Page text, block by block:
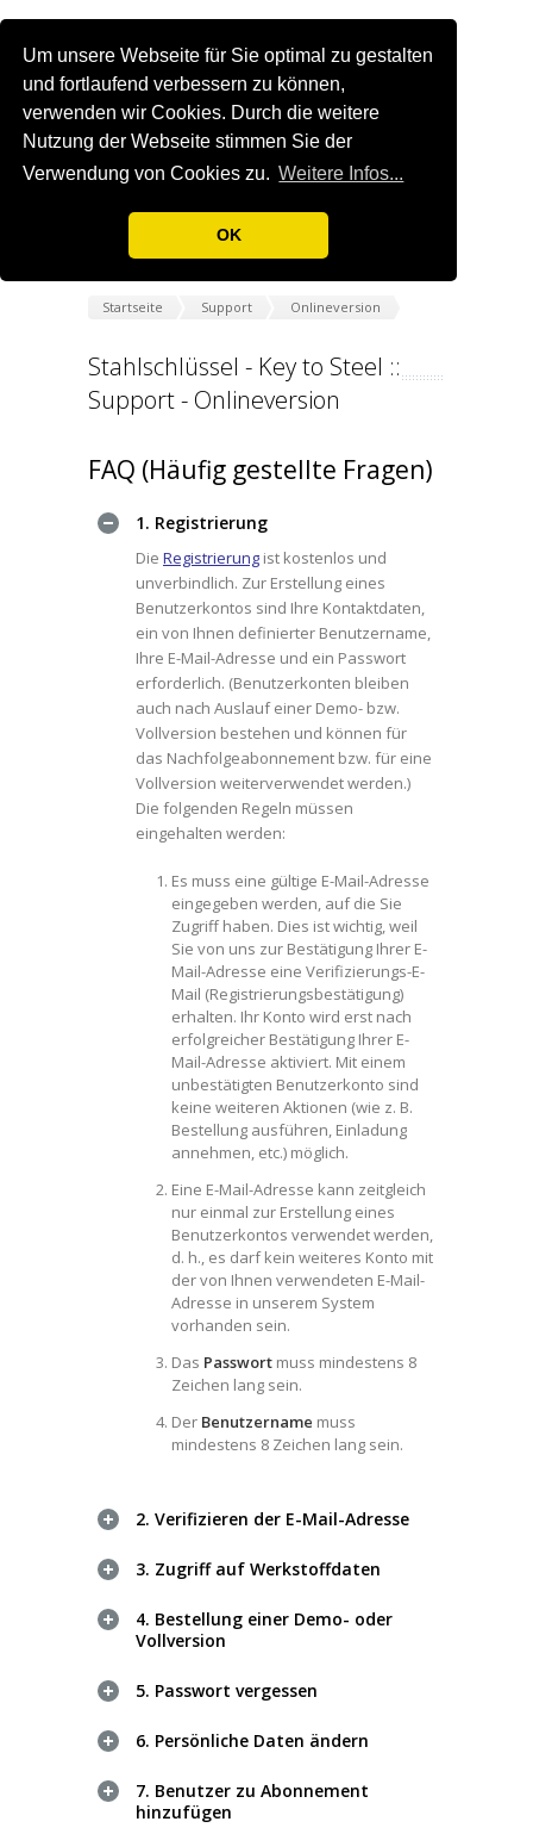
Um unsere Webseite für Sie optimal zu gestalten
und fortlaufend verbessern zu können,
verwenden wir Cookies. Durch die weitere
Nutzung der Webseite stimmen Sie der
Verwendung von Cookies zu. Weitere Infos...
OK
Startseite Support Onlineversion
Stahlschlüssel - Key to Steel ::
Support - Onlineversion
FAQ (Häufig gestellte Fragen)
1. Registrierung
Die Registrierung ist kostenlos und
unverbindlich. Zur Erstellung eines
Benutzerkontos sind Ihre Kontaktdaten,
ein von Ihnen definierter Benutzername,
Ihre E-Mail-Adresse und ein Passwort
erforderlich. (Benutzerkonten bleiben
auch nach Auslauf einer Demo- bzw.
Vollversion bestehen und können für
das Nachfolgeabonnement bzw. für eine
Vollversion weiterverwendet werden.)
Die folgenden Regeln müssen
eingehalten werden:
Es muss eine gültige E-Mail-Adresse
eingegeben werden, auf die Sie
Zugriff haben. Dies ist wichtig, weil
Sie von uns zur Bestätigung Ihrer E-
Mail-Adresse eine Verifizierungs-E-
Mail (Registrierungsbestätigung)
erhalten. Ihr Konto wird erst nach
erfolgreicher Bestätigung Ihrer E-
Mail-Adresse aktiviert. Mit einem
unbestätigten Benutzerkonto sind
keine weiteren Aktionen (wie z. B.
Bestellung ausführen, Einladung
annehmen, etc.) möglich.
Eine E-Mail-Adresse kann zeitgleich
nur einmal zur Erstellung eines
Benutzerkontos verwendet werden,
d. h., es darf kein weiteres Konto mit
der von Ihnen verwendeten E-Mail-
Adresse in unserem System
vorhanden sein.
Das Passwort muss mindestens 8
Zeichen lang sein.
Der Benutzername muss
mindestens 8 Zeichen lang sein.
2. Verifizieren der E-Mail-Adresse
3. Zugriff auf Werkstoffdaten
4. Bestellung einer Demo- oder
Vollversion
5. Passwort vergessen
6. Persönliche Daten ändern
7. Benutzer zu Abonnement
hinzufügen